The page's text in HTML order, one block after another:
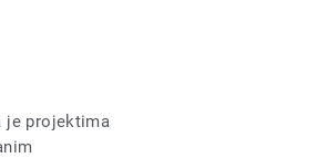
je projektima